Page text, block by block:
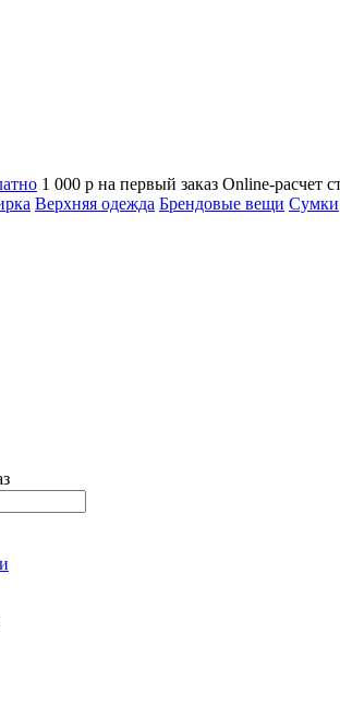
1 000 р на первый заказ Online-расчет
Верхняя одежда Брендовые вещи Сумки